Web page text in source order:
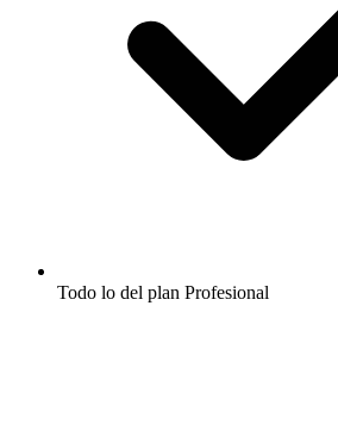
Todo lo del plan Profesional